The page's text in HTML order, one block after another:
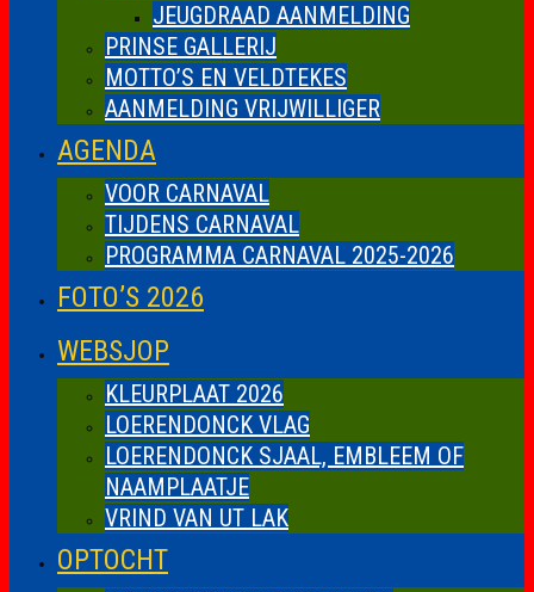
JEUGDRAAD AANMELDING
PRINSE GALLERIJ
MOTTO’S EN VELDTEKES
AANMELDING VRIJWILLIGER
AGENDA
VOOR CARNAVAL
TIJDENS CARNAVAL
PROGRAMMA CARNAVAL 2025-2026
FOTO’S 2026
WEBSJOP
KLEURPLAAT 2026
LOERENDONCK VLAG
LOERENDONCK SJAAL, EMBLEEM OF
NAAMPLAATJE
VRIND VAN UT LAK
OPTOCHT